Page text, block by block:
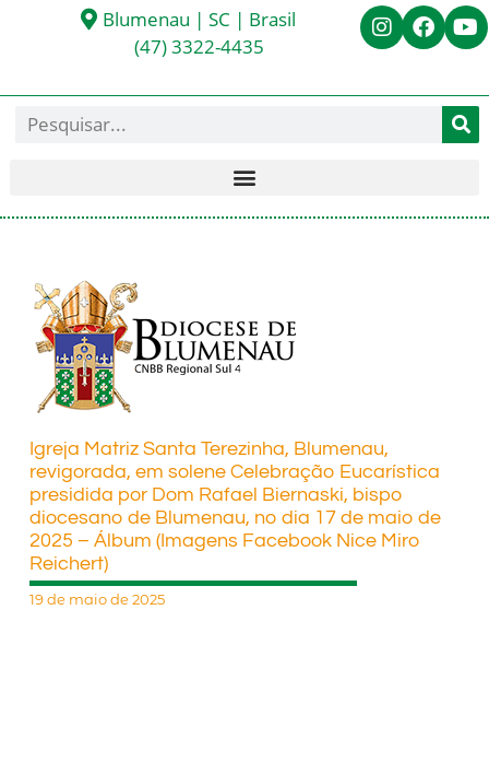
Blumenau | SC | Brasil
(47) 3322-4435
Igreja Matriz Santa Terezinha, Blumenau,
revigorada, em solene Celebração Eucarística
presidida por Dom Rafael Biernaski, bispo
diocesano de Blumenau, no dia 17 de maio de
2025 – Álbum (Imagens Facebook Nice Miro
Reichert)
19 de maio de 2025